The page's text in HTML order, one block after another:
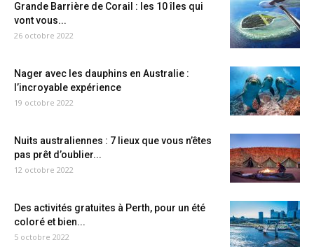
Grande Barrière de Corail : les 10 îles qui
vont vous...
26 octobre 2022
Nager avec les dauphins en Australie :
l’incroyable expérience
19 octobre 2022
Nuits australiennes : 7 lieux que vous n’êtes
pas prêt d’oublier...
12 octobre 2022
Des activités gratuites à Perth, pour un été
coloré et bien...
5 octobre 2022